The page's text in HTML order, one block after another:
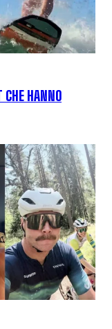
CHE HANNO